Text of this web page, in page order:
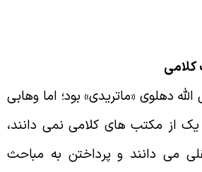
الله دهلوی «ماتریدی» بود؛ اما وهابی
از مکتب های کلامی نمی دانند،
می دانند و پرداختن به مباحث